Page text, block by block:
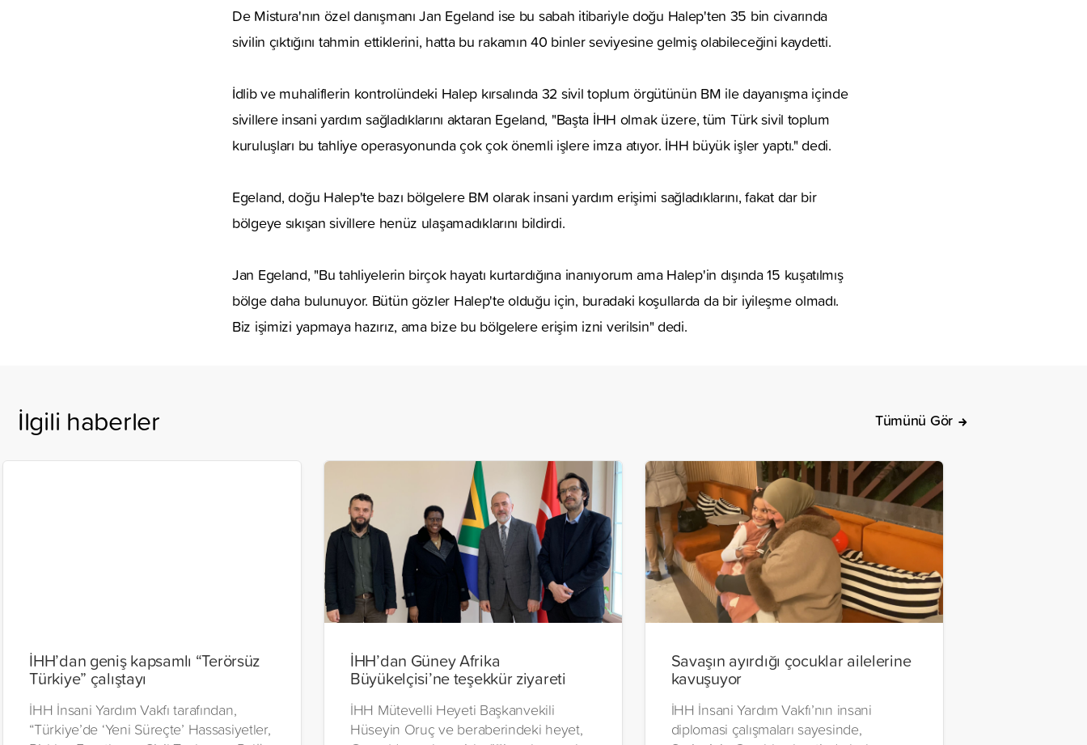
De Mistura'nın özel danışmanı Jan Egeland ise bu sabah itibariyle doğu Halep'ten 35 bin civarında
sivilin çıktığını tahmin ettiklerini, hatta bu rakamın 40 binler seviyesine gelmiş olabileceğini kaydetti.
İdlib ve muhaliflerin kontrolündeki Halep kırsalında 32 sivil toplum örgütünün BM ile dayanışma içinde
sivillere insani yardım sağladıklarını aktaran Egeland, "Başta İHH olmak üzere, tüm Türk sivil toplum
kuruluşları bu tahliye operasyonunda çok çok önemli işlere imza atıyor. İHH büyük işler yaptı." dedi.
Egeland, doğu Halep'te bazı bölgelere BM olarak insani yardım erişimi sağladıklarını, fakat dar bir
bölgeye sıkışan sivillere henüz ulaşamadıklarını bildirdi.
Jan Egeland, "Bu tahliyelerin birçok hayatı kurtardığına inanıyorum ama Halep'in dışında 15 kuşatılmış
bölge daha bulunuyor. Bütün gözler Halep'te olduğu için, buradaki koşullarda da bir iyileşme olmadı.
Biz işimizi yapmaya hazırız, ama bize bu bölgelere erişim izni verilsin" dedi.
İlgili haberler Tümünü Gör
İHH’dan geniş kapsamlı “Terörsüz
Türkiye” çalıştayı
İHH İnsani Yardım Vakfı tarafından,
“Türkiye’de ‘Yeni Süreçte’ Hassasiyetler,
İHH’dan Güney Afrika
Büyükelçisi’ne teşekkür ziyareti
İHH Mütevelli Heyeti Başkanvekili
Hüseyin Oruç ve beraberindeki heyet,
Savaşın ayırdığı çocuklar ailelerine
kavuşuyor
İHH İnsani Yardım Vakfı’nın insani
diplomasi çalışmaları sayesinde,